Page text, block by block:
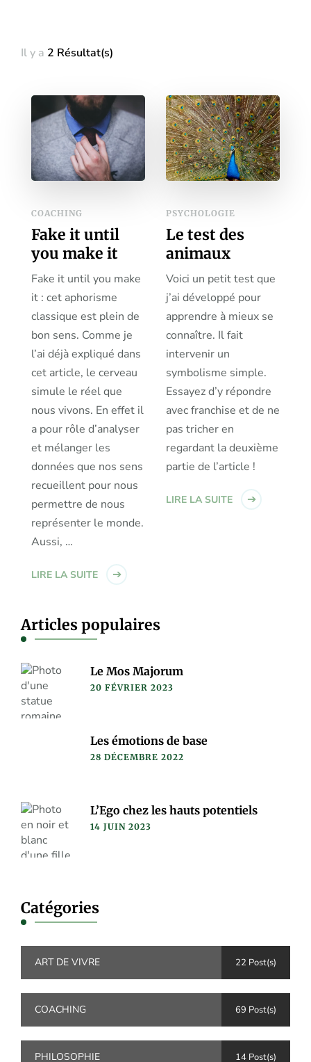
Il y a 2 Résultat(s)
COACHING
Fake it until
you make it
Fake it until you make
it : cet aphorisme
classique est plein de
bon sens. Comme je
l’ai déjà expliqué dans
cet article, le cerveau
simule le réel que
nous vivons. En effet il
a pour rôle d’analyser
et mélanger les
données que nos sens
recueillent pour nous
permettre de nous
représenter le monde.
Aussi, …
LIRE LA SUITE
PSYCHOLOGIE
Le test des
animaux
Voici un petit test que
j’ai développé pour
apprendre à mieux se
connaître. Il fait
intervenir un
symbolisme simple.
Essayez d’y répondre
avec franchise et de ne
pas tricher en
regardant la deuxième
partie de l’article !
LIRE LA SUITE
Articles populaires
Le Mos Majorum
20 FÉVRIER 2023
Les émotions de base
28 DÉCEMBRE 2022
L’Ego chez les hauts potentiels
14 JUIN 2023
Catégories
ART DE VIVRE 22 Post(s)
COACHING 69 Post(s)
PHILOSOPHIE 14 Post(s)